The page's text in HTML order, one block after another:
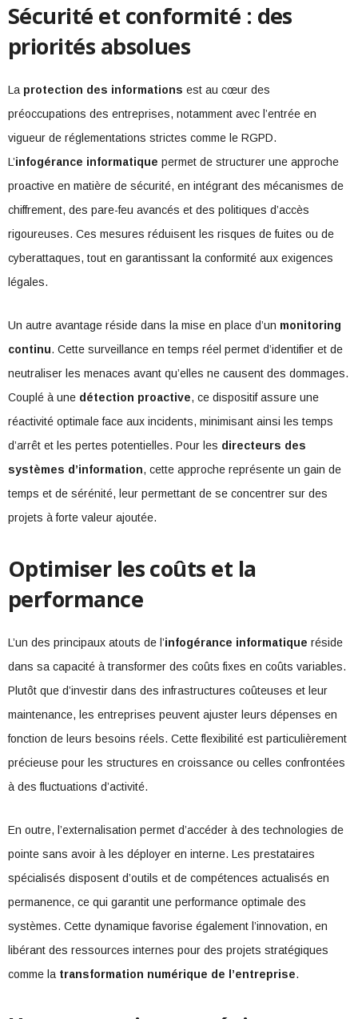
Sécurité et conformité : des
priorités absolues
La protection des informations est au cœur des
préoccupations des entreprises, notamment avec l’entrée en
vigueur de réglementations strictes comme le RGPD.
L’infogérance informatique permet de structurer une approche
proactive en matière de sécurité, en intégrant des mécanismes de
chiffrement, des pare-feu avancés et des politiques d’accès
rigoureuses. Ces mesures réduisent les risques de fuites ou de
cyberattaques, tout en garantissant la conformité aux exigences
légales.
Un autre avantage réside dans la mise en place d’un monitoring
continu. Cette surveillance en temps réel permet d’identifier et de
neutraliser les menaces avant qu’elles ne causent des dommages.
Couplé à une détection proactive, ce dispositif assure une
réactivité optimale face aux incidents, minimisant ainsi les temps
d’arrêt et les pertes potentielles. Pour les directeurs des
systèmes d’information, cette approche représente un gain de
temps et de sérénité, leur permettant de se concentrer sur des
projets à forte valeur ajoutée.
Optimiser les coûts et la
performance
L’un des principaux atouts de l’infogérance informatique réside
dans sa capacité à transformer des coûts fixes en coûts variables.
Plutôt que d’investir dans des infrastructures coûteuses et leur
maintenance, les entreprises peuvent ajuster leurs dépenses en
fonction de leurs besoins réels. Cette flexibilité est particulièrement
précieuse pour les structures en croissance ou celles confrontées
à des fluctuations d’activité.
En outre, l’externalisation permet d’accéder à des technologies de
pointe sans avoir à les déployer en interne. Les prestataires
spécialisés disposent d’outils et de compétences actualisés en
permanence, ce qui garantit une performance optimale des
systèmes. Cette dynamique favorise également l’innovation, en
libérant des ressources internes pour des projets stratégiques
comme la transformation numérique de l’entreprise.